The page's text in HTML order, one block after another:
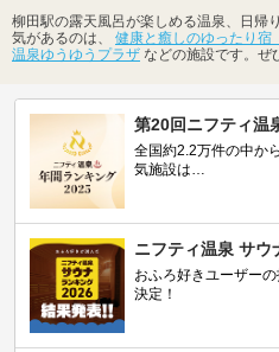
柳田駅の露天風呂が楽しめる温泉、日帰
気があるのは、 健康と癒しのゆったり
温泉ゆうゆうプラザ などの施設です。ぜ
第20回ニフティ温
全国約2.2万件の中か
気施設は…
ニフティ温泉 サウ
おふろ好きユーザー
決定！